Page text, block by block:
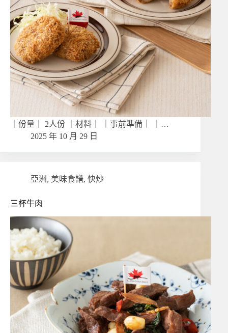
｜份量｜ 2人份 ｜材料｜ ｜事前準備｜ ｜…
2025 年 10 月 29 日
亞洲, 美味食譜, 快炒
三杯牛肉